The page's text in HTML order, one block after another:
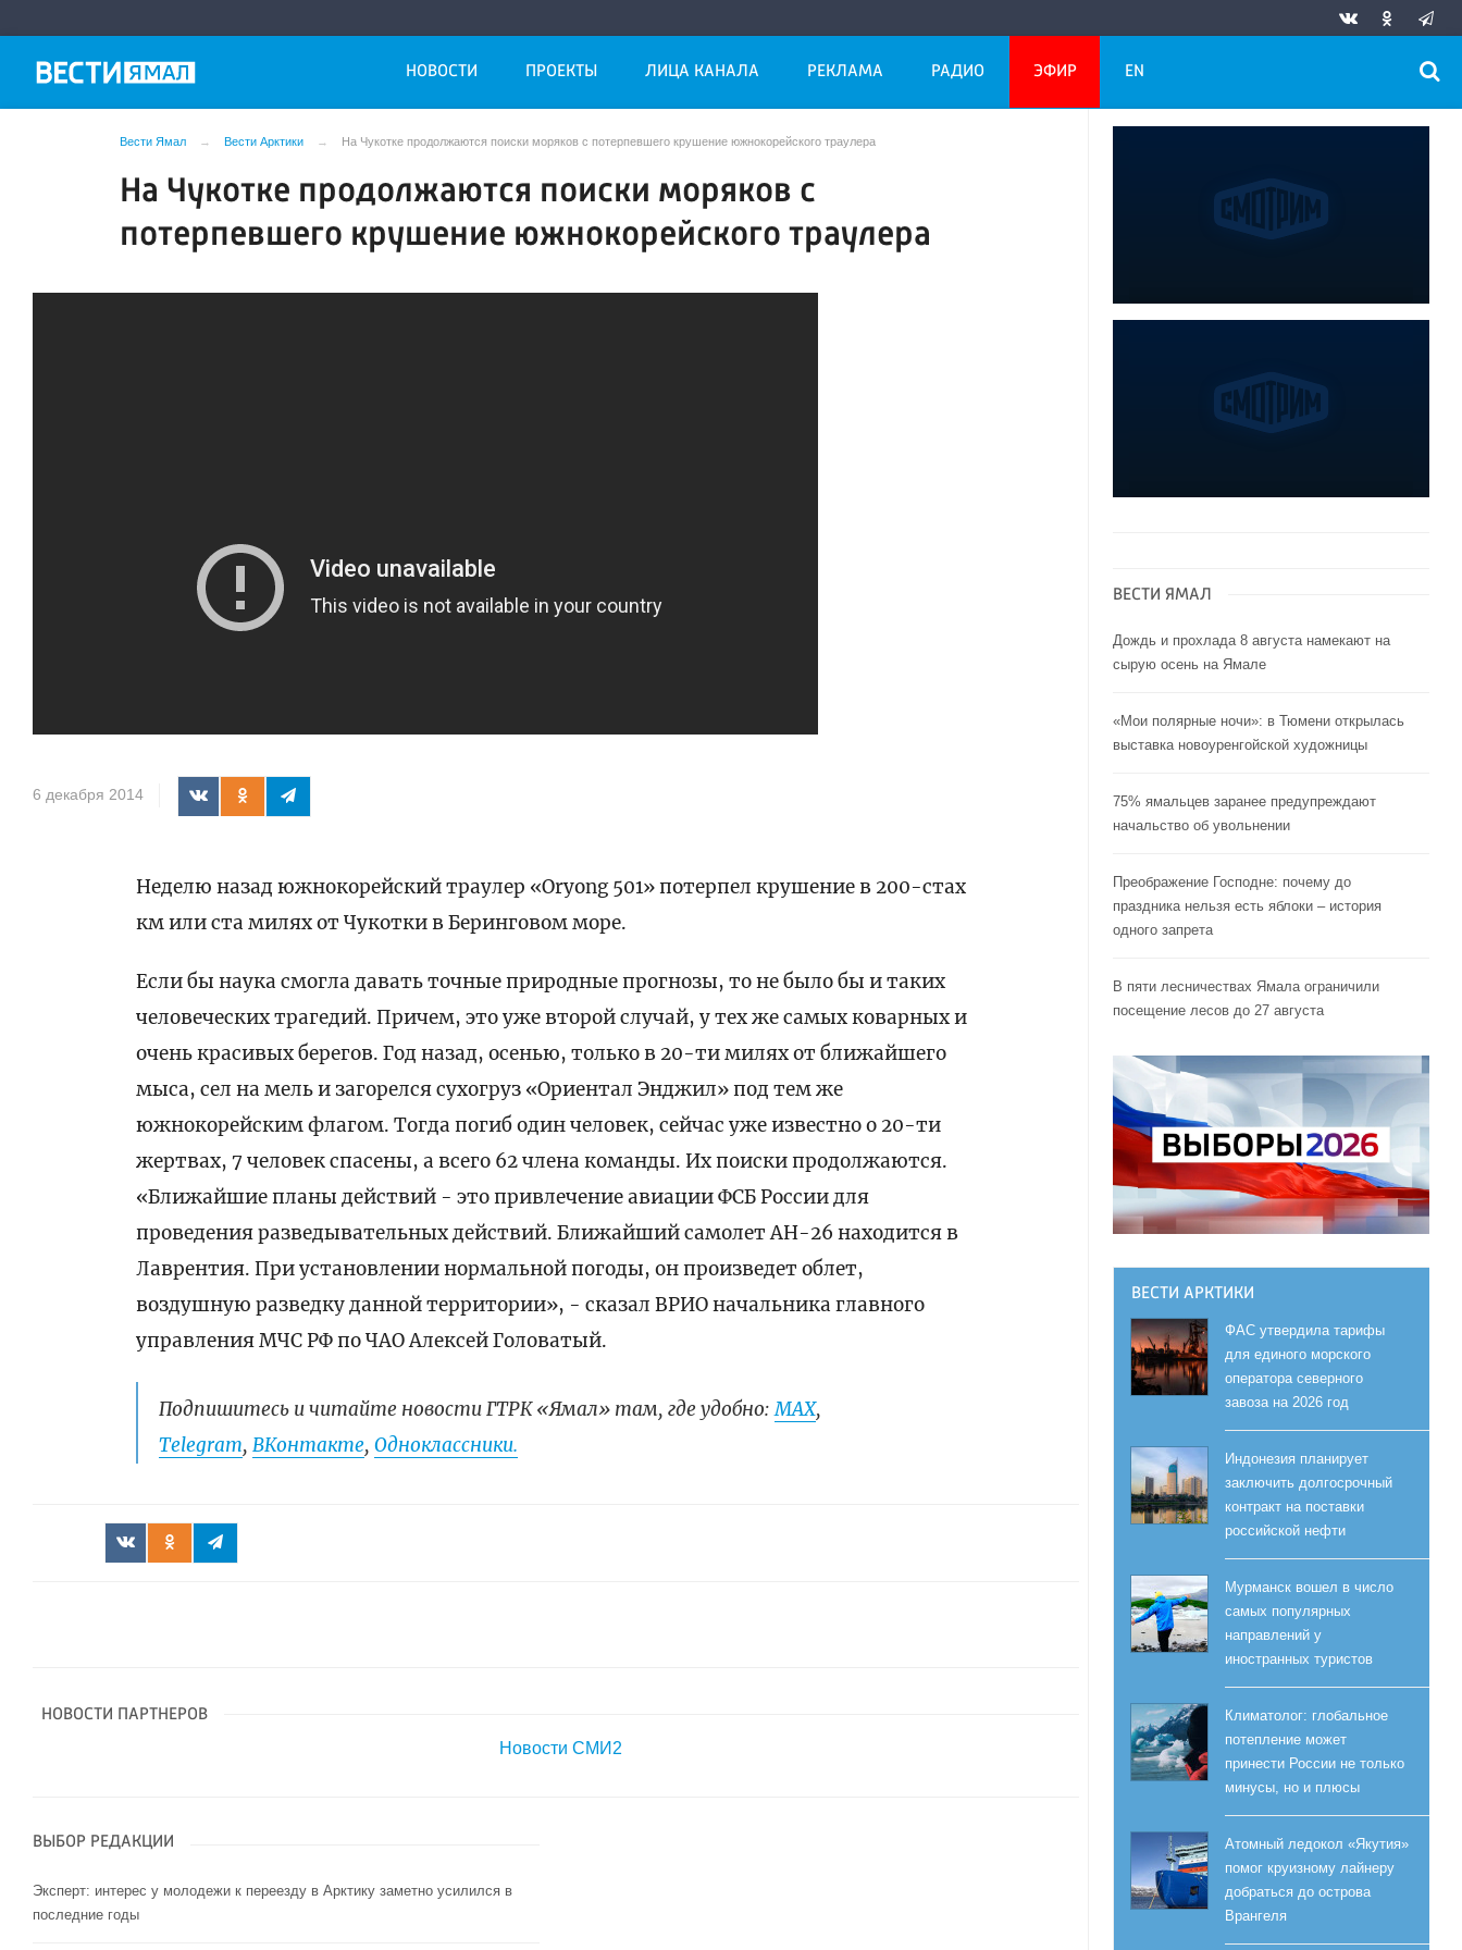
НОВОСТИ ПРОЕКТЫ ЛИЦА КАНАЛА РЕКЛАМА РАДИО ЭФИР EN
Вести Ямал Вести Арктики На Чукотке продолжаются поиски моряков с потерпевшего крушение южнокорейского траулера
На Чукотке продолжаются поиски моряков с
потерпевшего крушение южнокорейского траулера
6 декабря 2014
Неделю назад южнокорейский траулер «Oryong 501» потерпел крушение в 200-стах
км или ста милях от Чукотки в Беринговом море.
Если бы наука смогла давать точные природные прогнозы, то не было бы и таких
человеческих трагедий. Причем, это уже второй случай, у тех же самых коварных и
очень красивых берегов. Год назад, осенью, только в 20-ти милях от ближайшего
мыса, сел на мель и загорелся сухогруз «Ориентал Энджил» под тем же
южнокорейским флагом. Тогда погиб один человек, сейчас уже известно о 20-ти
жертвах, 7 человек спасены, а всего 62 члена команды. Их поиски продолжаются.
«Ближайшие планы действий - это привлечение авиации ФСБ России для
проведения разведывательных действий. Ближайший самолет АН-26 находится в
Лаврентия. При установлении нормальной погоды, он произведет облет,
воздушную разведку данной территории», - сказал ВРИО начальника главного
управления МЧС РФ по ЧАО Алексей Головатый.
Подпишитесь и читайте новости ГТРК «Ямал» там, где удобно:МАХ,
Telegram,ВКонтакте,Одноклассники.
НОВОСТИ ПАРТНЕРОВ
Новости СМИ2
ВЫБОР РЕДАКЦИИ
Эксперт: интерес у молодежи к переезду в Арктику заметно усилился в
последние годы
ВЕСТИ ЯМАЛ
Дождь и прохлада 8 августа намекают на
сырую осень на Ямале
«Мои полярные ночи»: в Тюмени открылась
выставка новоуренгойской художницы
75% ямальцев заранее предупреждают
начальство об увольнении
Преображение Господне: почему до
праздника нельзя есть яблоки – история
одного запрета
В пяти лесничествах Ямала ограничили
посещение лесов до 27 августа
ВЕСТИ АРКТИКИ
ФАС утвердила тарифы
для единого морского
оператора северного
завоза на 2026 год
Индонезия планирует
заключить долгосрочный
контракт на поставки
российской нефти
Мурманск вошел в число
самых популярных
направлений у
иностранных туристов
Климатолог: глобальное
потепление может
принести России не только
минусы, но и плюсы
Атомный ледокол «Якутия»
помог круизному лайнеру
добраться до острова
Врангеля